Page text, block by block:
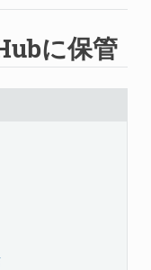
に保管